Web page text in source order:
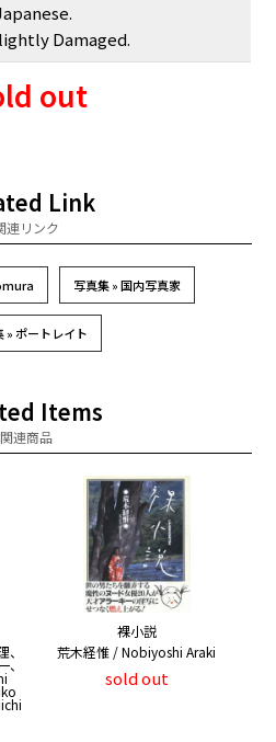
Damaged.
out
Link
連リンク
写真集 » 国内写真家
» ポートレイト
Items
関連商品
裸小説
荒木経惟 / Nobiyoshi Araki
sold out